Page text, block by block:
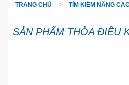
TRANG CHỦ TÌM KIẾM NÂNG
SẢN PHẨM THỎA ĐIỀU